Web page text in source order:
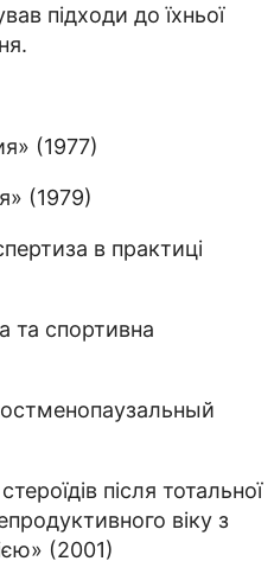
підходи до їхньої
(1977)
(1979)
в практиці
та спортивна
після тотальної
віку з
(2001)